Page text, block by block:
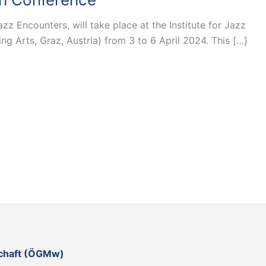
Encounters, will take place at the Institute for Jazz
Arts, Graz, Austria) from 3 to 6 April 2024. This […]
(ÖGMw)